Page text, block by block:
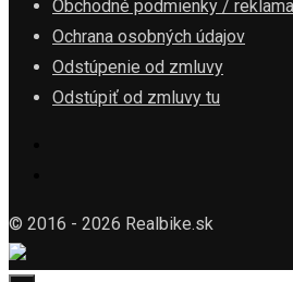
Obchodné podmienky /
Ochrana osobných údajov
Odstúpenie od zmluvy
Odstúpiť od zmluvy tu
© 2016 - 2026 Realbike.sk